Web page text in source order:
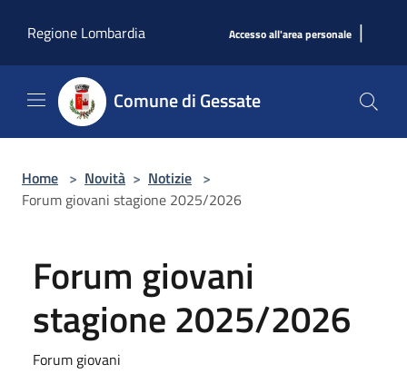
Regione Lombardia
Accesso all'area personale |
Comune di Gessate
Home > Novità > Notizie >
Forum giovani stagione 2025/2026
Forum giovani
stagione 2025/2026
Forum giovani